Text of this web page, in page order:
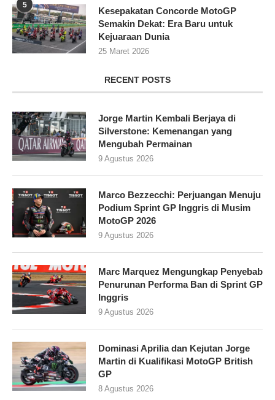
5
Kesepakatan Concorde MotoGP
Semakin Dekat: Era Baru untuk
Kejuaraan Dunia
25 Maret 2026
RECENT POSTS
Jorge Martin Kembali Berjaya di
Silverstone: Kemenangan yang
Mengubah Permainan
9 Agustus 2026
Marco Bezzecchi: Perjuangan Menuju
Podium Sprint GP Inggris di Musim
MotoGP 2026
9 Agustus 2026
Marc Marquez Mengungkap Penyebab
Penurunan Performa Ban di Sprint GP
Inggris
9 Agustus 2026
Dominasi Aprilia dan Kejutan Jorge
Martin di Kualifikasi MotoGP British
GP
8 Agustus 2026